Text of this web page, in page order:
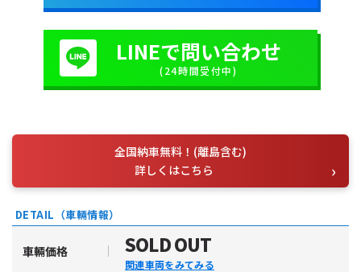
LINEで問い合わせ
(24時間受付中)
全国納車無料！(離島含む)
詳しくはこちら
DETAIL（車輛情報）
車輛価格 SOLD OUT
関連車両をみてみる